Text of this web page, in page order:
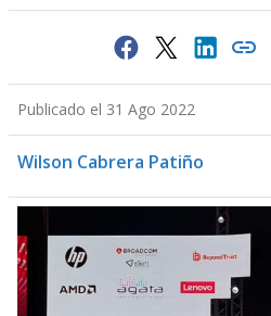
Publicado el 31 Ago 2022
Wilson Cabrera Patiño